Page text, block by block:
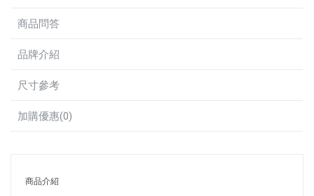
商品問答
品牌介紹
尺寸參考
加購優惠(0)
商品介紹